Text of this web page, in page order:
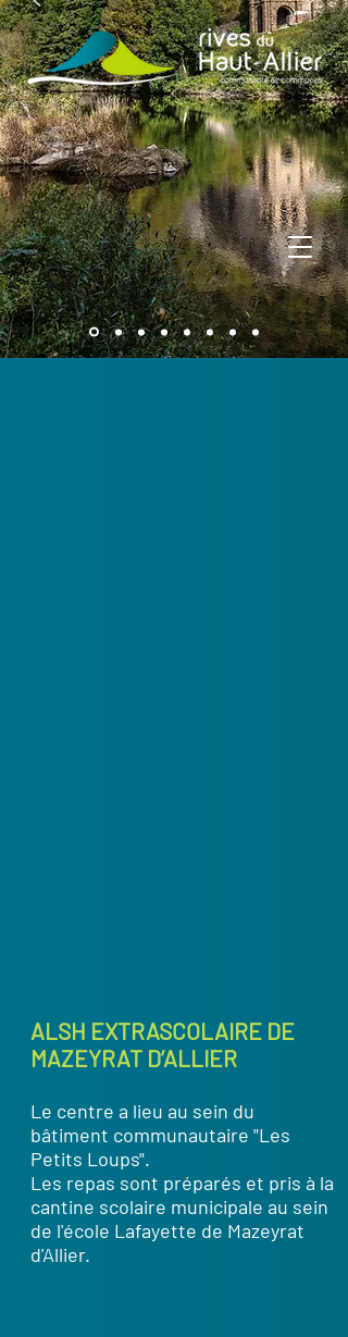
ALSH EXTRASCOLAIRE DE
MAZEYRAT D’ALLIER
Le centre a lieu au sein du
bâtiment communautaire "Les
Petits Loups".
Les repas sont préparés et pris à la
cantine scolaire municipale au sein
de l'école Lafayette de Mazeyrat
d'Allier.